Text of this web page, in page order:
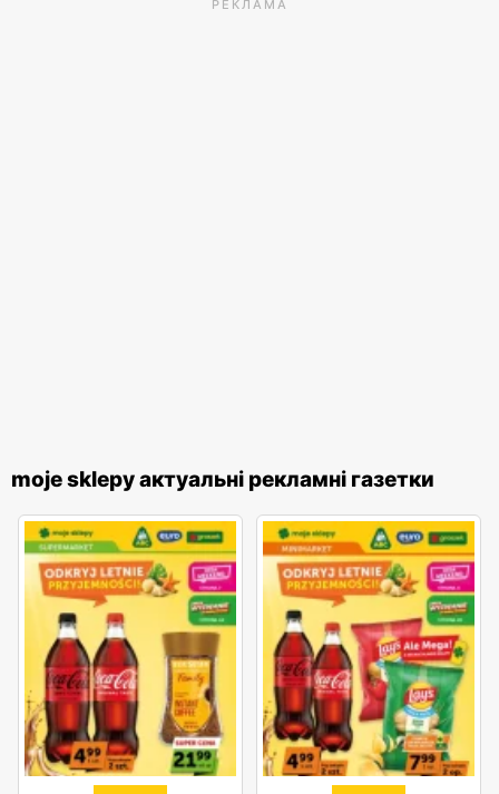
РЕКЛАМА
moje sklepy актуальні рекламні газетки